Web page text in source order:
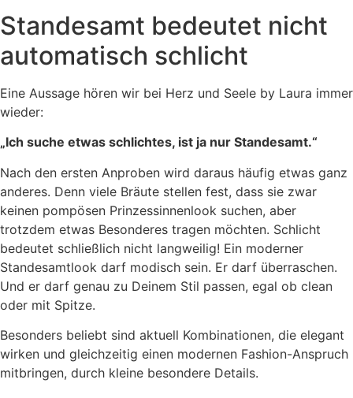
Standesamt bedeutet nicht
automatisch schlicht
Eine Aussage hören wir bei Herz und Seele by Laura immer
wieder:
„Ich suche etwas schlichtes, ist ja nur Standesamt.“
Nach den ersten Anproben wird daraus häufig etwas ganz
anderes. Denn viele Bräute stellen fest, dass sie zwar
keinen pompösen Prinzessinnenlook suchen, aber
trotzdem etwas Besonderes tragen möchten. Schlicht
bedeutet schließlich nicht langweilig! Ein moderner
Standesamtlook darf modisch sein. Er darf überraschen.
Und er darf genau zu Deinem Stil passen, egal ob clean
oder mit Spitze.
Besonders beliebt sind aktuell Kombinationen, die elegant
wirken und gleichzeitig einen modernen Fashion-Anspruch
mitbringen, durch kleine besondere Details.